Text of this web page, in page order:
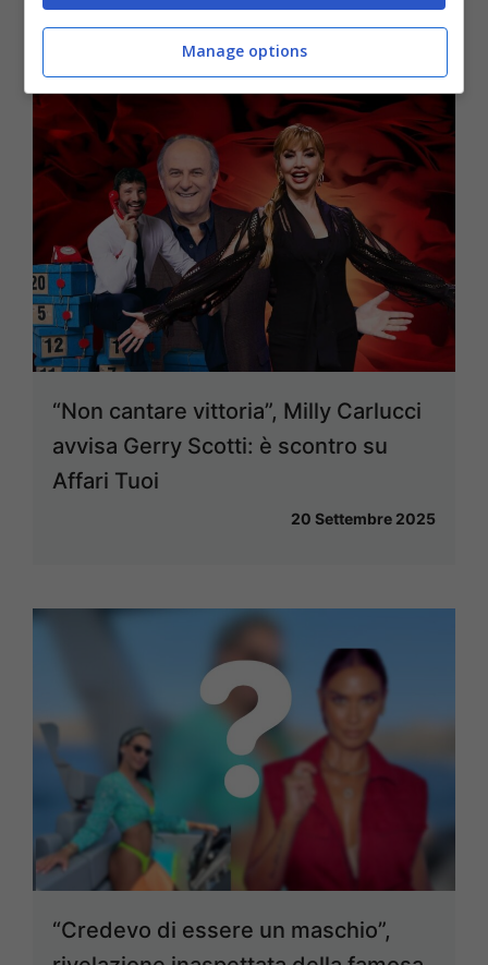
“Non cantare vittoria”, Milly Carlucci
avvisa Gerry Scotti: è scontro su
Affari Tuoi
20 Settembre 2025
“Credevo di essere un maschio”,
Manage options